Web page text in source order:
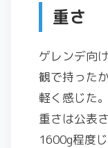
重さ
ゲレンデ向
観で持った
軽く感じた。
重さは公表
1600g程度